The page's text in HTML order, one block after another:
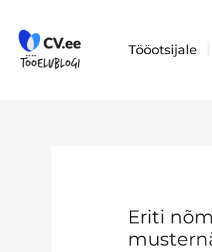
content
Tööotsijale
Eriti